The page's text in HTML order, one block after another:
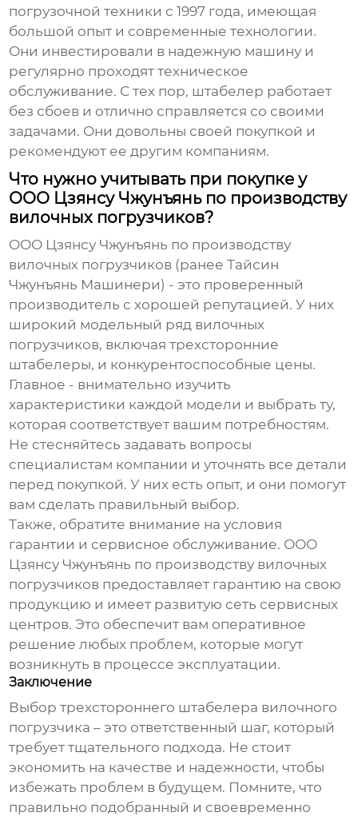
погрузочной техники с 1997 года, имеющая
большой опыт и современные технологии.
Они инвестировали в надежную машину и
регулярно проходят техническое
обслуживание. С тех пор, штабелер работает
без сбоев и отлично справляется со своими
задачами. Они довольны своей покупкой и
рекомендуют ее другим компаниям.
Что нужно учитывать при покупке у
ООО Цзянсу Чжунъянь по производству
вилочных погрузчиков?
ООО Цзянсу Чжунъянь по производству
вилочных погрузчиков (ранее Тайсин
Чжунъянь Машинери) - это проверенный
производитель с хорошей репутацией. У них
широкий модельный ряд вилочных
погрузчиков, включаятрехсторонние
штабелеры, и конкурентоспособные цены.
Главное - внимательно изучить
характеристики каждой модели и выбрать ту,
которая соответствует вашим потребностям.
Не стесняйтесь задавать вопросы
специалистам компании и уточнять все детали
перед покупкой. У них есть опыт, и они помогут
вам сделать правильный выбор.
Также, обратите внимание на условия
гарантии и сервисное обслуживание. ООО
Цзянсу Чжунъянь по производству вилочных
погрузчиков предоставляет гарантию на свою
продукцию и имеет развитую сеть сервисных
центров. Это обеспечит вам оперативное
решение любых проблем, которые могут
возникнуть в процессе эксплуатации.
Заключение
Выбортрехстороннего штабелера вилочного
погрузчика – это ответственный шаг, который
требует тщательного подхода. Не стоит
экономить на качестве и надежности, чтобы
избежать проблем в будущем. Помните, что
правильно подобранный и своевременно